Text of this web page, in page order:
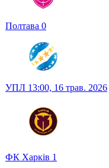
Полтава 0
УПЛ 13:00, 16 трав. 2026
ФК Харків 1